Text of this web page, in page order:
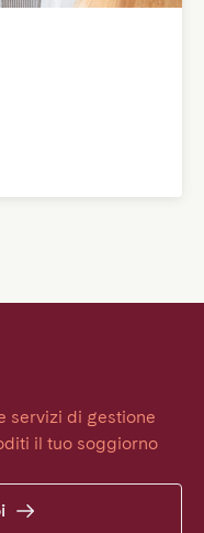
servizi di gestione
il tuo soggiorno